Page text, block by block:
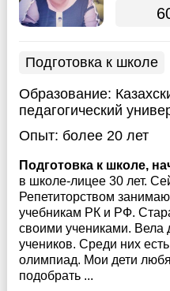
Подготовка к школе
Образование:
педагогический
Опыт: более 20 лет
Подготовка к школе,
в школе-лицее 30 лет.
Репетиторством
учебникам РК и РФ.
своими учениками. Вела
учеников. Среди них
олимпиад. Мои дети
подобрать ...